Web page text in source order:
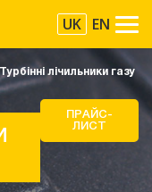
UK EN
Турбінні лічильники газу
ПРАЙС-
ЛИСТ